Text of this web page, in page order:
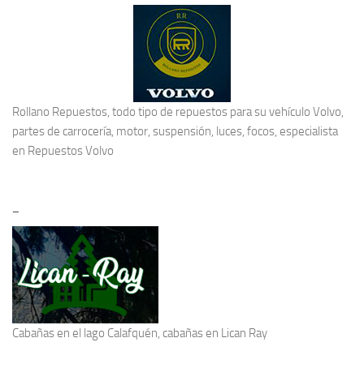
Rollano Repuestos, todo tipo de repuestos para su vehículo Volvo,
partes de carrocería, motor, suspensión, luces, focos, especialista
en Repuestos Volvo
–
Cabañas en el lago Calafquén, cabañas en Lican Ray